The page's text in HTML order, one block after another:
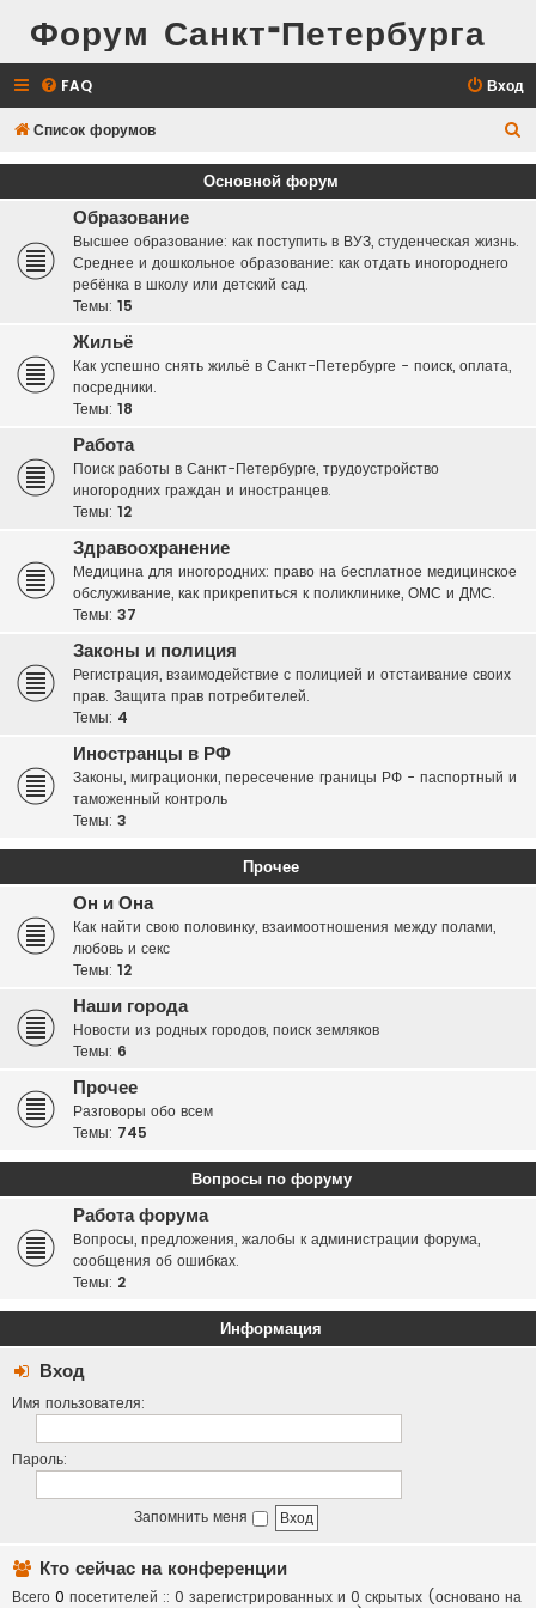
Форум Санкт-Петербурга
FAQ Вход
Список форумов
о
Основной форум
Образование
Высшее образование: как поступить в ВУЗ, студенческая жизнь.
Среднее и дошкольное образование: как отдать иногороднего
ребёнка в школу или детский сад.
Темы: 15
Жильё
Как успешно снять жильё в Санкт-Петербурге - поиск, оплата,
посредники.
Темы: 18
Работа
Поиск работы в Санкт-Петербурге, трудоустройство
иногородних граждан и иностранцев.
Темы: 12
Здравоохранение
Медицина для иногородних: право на бесплатное медицинское
обслуживание, как прикрепиться к поликлинике, ОМС и ДМС.
Темы: 37
Законы и полиция
Регистрация, взаимодействие с полицией и отстаивание своих
прав. Защита прав потребителей.
Темы: 4
Иностранцы в РФ
Законы, миграционки, пересечение границы РФ - паспортный и
таможенный контроль
Темы: 3
Прочее
Он и Она
Как найти свою половинку, взаимоотношения между полами,
любовь и секс
Темы: 12
Наши города
Новости из родных городов, поиск земляков
Темы: 6
Прочее
Разговоры обо всем
Темы: 745
Вопросы по форуму
Работа форума
Вопросы, предложения, жалобы к администрации форума,
сообщения об ошибках.
Темы: 2
Информация
Вход
Имя пользователя:
Пароль:
Запомнить меня
Кто сейчас на конференции
Всего 0 посетителей :: 0 зарегистрированных и 0 скрытых (основано на